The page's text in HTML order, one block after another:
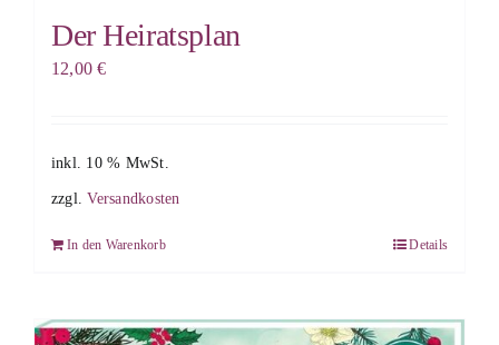
Der Heiratsplan
12,00€
inkl. 10 % MwSt.
zzgl.Versandkosten
In den Warenkorb Details